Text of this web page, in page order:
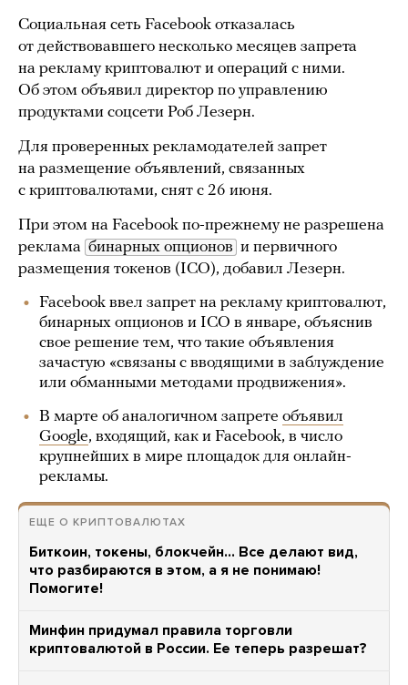
Социальная сеть Facebook отказалась
от действовавшего несколько месяцев запрета
на рекламу криптовалют и операций с ними.
Об этом объявил директор по управлению
продуктами соцсети Роб Лезерн.
Для проверенных рекламодателей запрет
на размещение объявлений, связанных
с криптовалютами, снят с 26 июня.
При этом на Facebook по-прежнему не разрешена
реклама бинарных опционов и первичного
размещения токенов (ICO), добавил Лезерн.
Facebook ввел запрет на рекламу криптовалют,
бинарных опционов и ICO в январе, объяснив
свое решение тем, что такие объявления
зачастую «связаны с вводящими в заблуждение
или обманными методами продвижения».
В марте об аналогичном запрете объявил
Google, входящий, как и Facebook, в число
крупнейших в мире площадок для онлайн-
рекламы.
ЕЩЕ О КРИПТОВАЛЮТАХ
Биткоин, токены, блокчейн… Все делают вид,
что разбираются в этом, а я не понимаю!
Помогите!
Минфин придумал правила торговли
криптовалютой в России. Ее теперь разрешат?